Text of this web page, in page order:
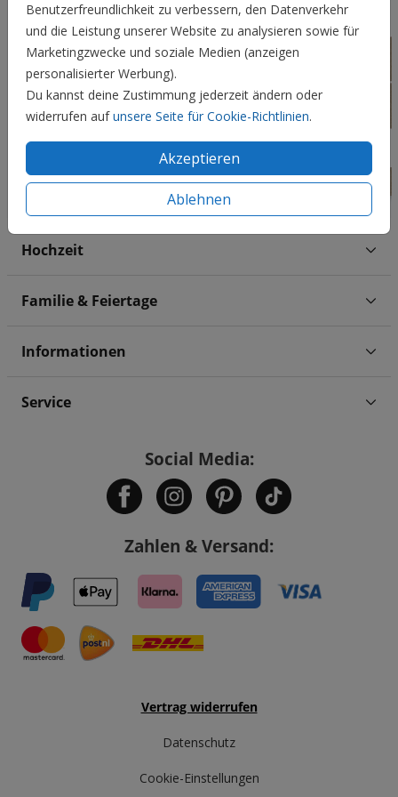
Benutzerfreundlichkeit zu verbessern, den Datenverkehr
und die Leistung unserer Website zu analysieren sowie für
Marketingzwecke und soziale Medien (anzeigen
personalisierter Werbung).
Du kannst deine Zustimmung jederzeit ändern oder
widerrufen aufunsere Seite für Cookie-Richtlinien.
Akzeptieren
Ablehnen
Hochzeit
Familie & Feiertage
Informationen
Service
Social Media:
Zahlen & Versand:
Vertrag widerrufen
Datenschutz
Cookie-Einstellungen